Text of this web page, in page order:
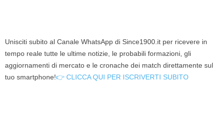
Unisciti subito al Canale WhatsApp di Since1900.it per ricevere in
tempo reale tutte le ultime notizie, le probabili formazioni, gli
aggiornamenti di mercato e le cronache dei match direttamente sul
tuo smartphone!👉 CLICCA QUI PER ISCRIVERTI SUBITO